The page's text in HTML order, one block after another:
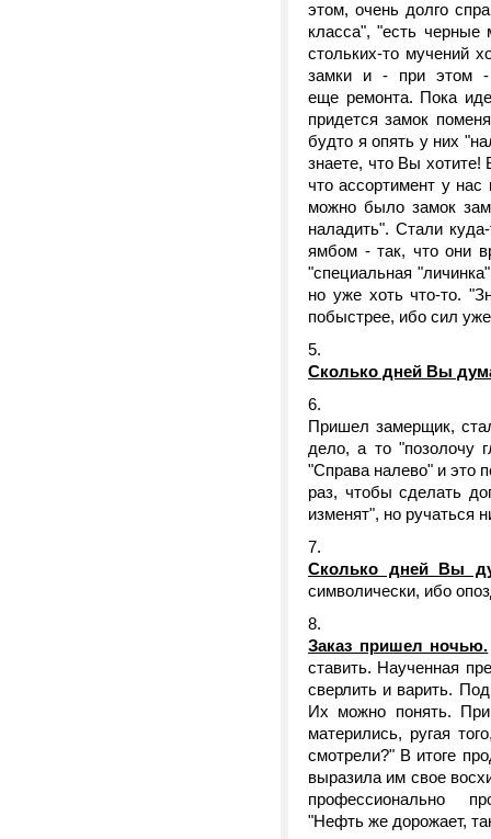
этом, очень долго
класса", "есть
стольких-то мучений
замки и - при этом -
еще ремонта. Пока
придется замок
будто я опять у них
знаете, что Вы
что ассортимент у нас
можно было замок
наладить". Стали
ямбом - так, что они
"специальная
но уже хоть что-то.
побыстрее, ибо сил
Сколько дней Вы
Пришел замерщик,
дело, а то "позолочу
"Справа налево" и это
раз, чтобы сделать
изменят", но ручаться
Сколько дней Вы
символически, ибо
Заказ пришел ночью.
ставить. Наученная
сверлить и варить.
Их можно понять.
матерились, ругая
смотрели?" В итоге
выразила им свое
профессионально
"Нефть же дорожает,